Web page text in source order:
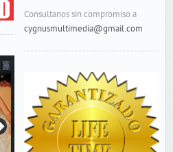
Consultanos sin compromiso a
cygnusmultimedia@gmail.com